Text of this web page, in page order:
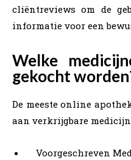
cliëntreviews om de
informatie voor een
Welke
gekocht
De meeste online
aan verkrijgbare
Voorgeschreven